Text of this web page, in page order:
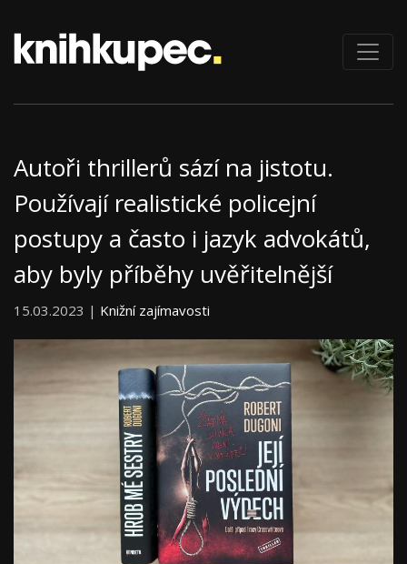
Autoři thrillerů sází na jistotu.
Používají realistické policejní
postupy a často i jazyk advokátů,
aby byly příběhy uvěřitelnější
15.03.2023 | Knižní zajímavosti